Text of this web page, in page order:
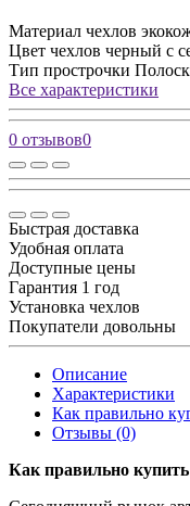
Материал чехлов
Цвет чехлов черный с
Тип прострочки
Все характеристики
0 отзывов0
Быстрая доставка
Удобная оплата
Доступные цены
Гарантия 1 год
Установка чехлов
Покупатели довольны
Описание
Характеристики
Как правильно
Отзывы (0)
Как правильно